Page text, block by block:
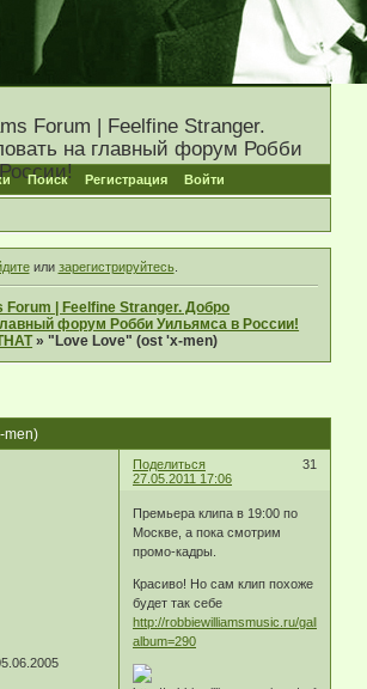
Forum | Feelfine Stranger.
на главный форум Робби
Поиск Регистрация Войти
или зарегистрируйтесь.
Forum | Feelfine Stranger. Добро
форум Робби Уильямса в России!
»"Love Love" (ost 'x-men)
men)
Поделиться
31
27.05.2011 17:06
Премьера клипа в 19:00 по
Москве, а пока смотрим
промо-кадры.
Красиво! Но сам клип похоже
будет так себе
http://robbiewilliamsmusic.ru/gallery/
album=290